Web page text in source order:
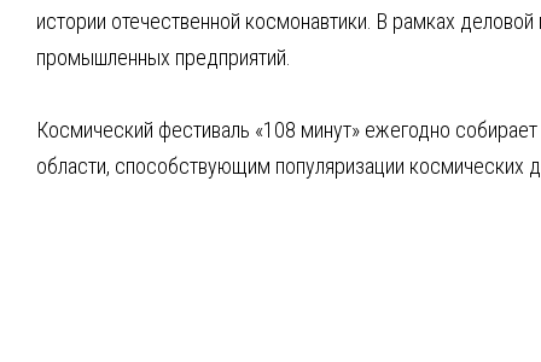
истории отечественной космонавтики. В рамках
промышленных предприятий.
Космический фестиваль «108 минут» ежегодно
области, способствующим популяризации космических